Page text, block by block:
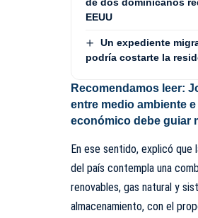
EEUU
Un expediente
podría costarte la
Recomendamos leer:
entre medio ambiente
económico debe guiar
En ese sentido, explicó
del país contempla una
renovables, gas natural y
almacenamiento, con el